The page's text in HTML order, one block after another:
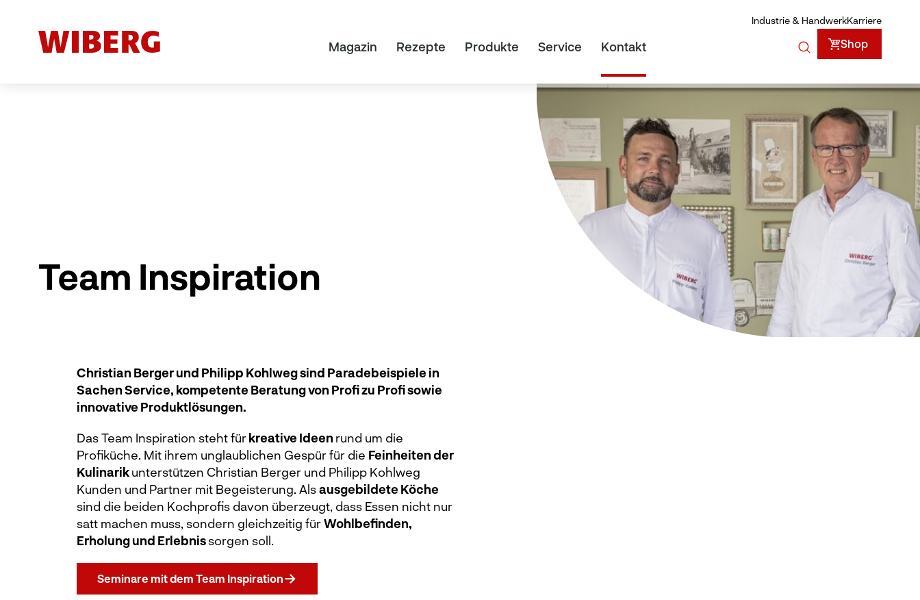
Industrie & HandwerkKarriere
Magazin Rezepte Produkte Service Kontakt Shop
Team Inspiration
Christian Berger und Philipp Kohlweg sind Paradebeispiele in
Sachen Service, kompetente Beratung von Profi zu Profi sowie
innovative Produktlösungen.
Das Team Inspiration steht fürkreative Ideenrund um die
Profiküche. Mit ihrem unglaublichen Gespür für die Feinheiten der
Kulinarikunterstützen Christian Berger und Philipp Kohlweg
Kunden und Partner mit Begeisterung. Alsausgebildete Köche
sind die beiden Kochprofis davon überzeugt, dass Essen nicht nur
satt machen muss, sondern gleichzeitig fürWohlbefinden,
Erholung und Erlebnissorgen soll.
Seminare mit dem Team Inspiration